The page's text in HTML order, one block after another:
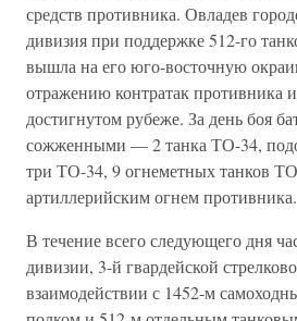
средств противника. Овладев
дивизия при поддержке 512-го
вышла на его юго-восточную
отражению контратак противника
достигнутом рубеже. За день боя
сожженными — 2 танка ТО-34,
три ТО-34, 9 огнеметных танков
артиллерийским огнем противника.
В течение всего следующего дня
дивизии, 3-й гвардейской
взаимодействии с 1452-м